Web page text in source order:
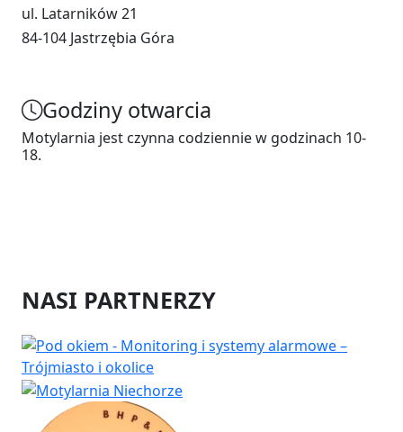
ul. Latarników 21
84-104 Jastrzębia Góra
Godziny otwarcia
Motylarnia jest czynna codziennie w godzinach 10-
18.
NASI PARTNERZY